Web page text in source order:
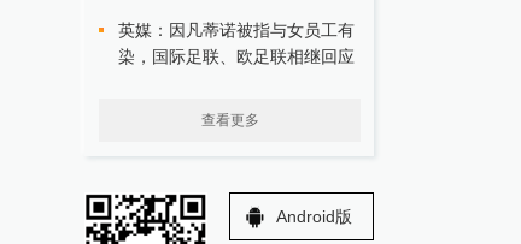
英媒：因凡蒂诺被指与女员工有
染，国际足联、欧足联相继回应
查看更多
Android版